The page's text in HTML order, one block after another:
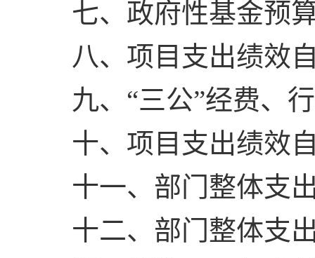
七、政府性基金预
八、项目支出绩效
九、“三公”经费、
十、项目支出绩效
十一、部门整体支
十二、部门整体支